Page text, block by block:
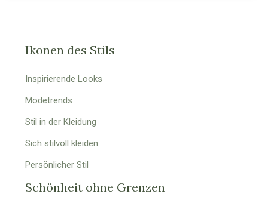
Ikonen des Stils
Inspirierende Looks
Modetrends
Stil in der Kleidung
Sich stilvoll kleiden
Persönlicher Stil
Schönheit ohne Grenzen